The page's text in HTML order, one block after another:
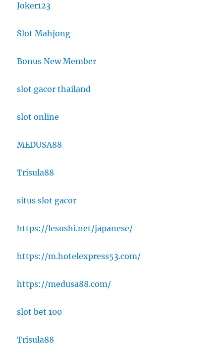
Joker123
Slot Mahjong
Bonus New Member
slot gacor thailand
slot online
MEDUSA88
Trisula88
situs slot gacor
https://lesushi.net/japanese/
https://m.hotelexpress53.com/
https://medusa88.com/
slot bet 100
Trisula88